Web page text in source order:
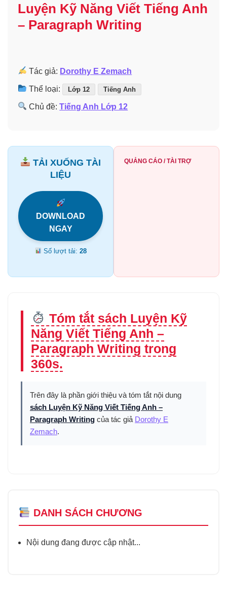
Luyện Kỹ Năng Viết Tiếng Anh
– Paragraph Writing
Tác giả: Dorothy E Zemach
Thể loại: Lớp 12 Tiếng Anh
Chủ đề:Tiếng Anh Lớp 12
TẢI XUỐNG TÀI
LIỆU
DOWNLOAD
NGAY
Số lượt tải:28
QUẢNG CÁO / TÀI TRỢ
Tóm tắt sách Luyện Kỹ
Năng Viết Tiếng Anh –
Paragraph Writing trong
360s.
Trên đây là phần giới thiệu và tóm tắt nội dung
sách Luyện Kỹ Năng Viết Tiếng Anh –
Paragraph Writing của tác giả Dorothy E
Zemach.
DANH SÁCH CHƯƠNG
Nội dung đang được cập nhật...